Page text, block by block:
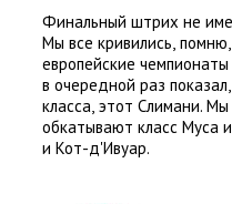
Финальный штрих не
Мы все кривились, помню,
европейские
в очередной раз показал,
класса, этот Слимани. Мы
обкатывают класс Муса
и Кот-д'Ивуар.